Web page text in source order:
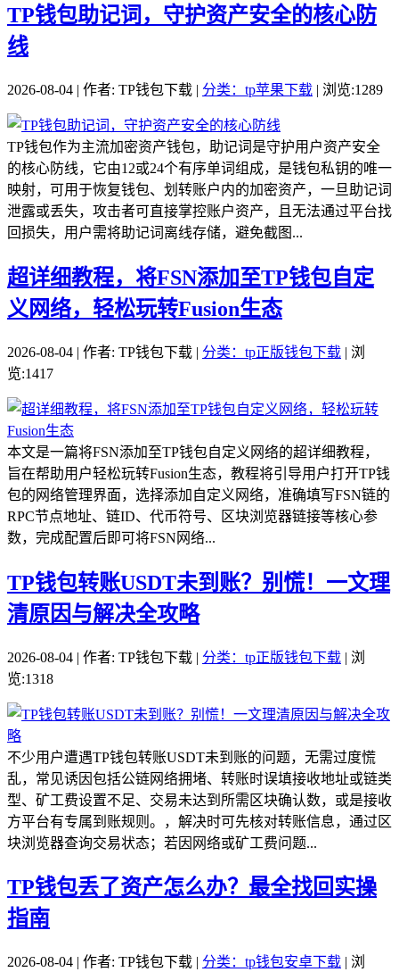
TP钱包助记词，守护资产安全的核心防
线
2026-08-04 | 作者: TP钱包下载 | 分类：tp苹果下载 | 浏览:1289
TP钱包作为主流加密资产钱包，助记词是守护用户资产安全
的核心防线，它由12或24个有序单词组成，是钱包私钥的唯一
映射，可用于恢复钱包、划转账户内的加密资产，一旦助记词
泄露或丢失，攻击者可直接掌控账户资产，且无法通过平台找
回损失，用户需将助记词离线存储，避免截图...
超详细教程，将FSN添加至TP钱包自定
义网络，轻松玩转Fusion生态
2026-08-04 | 作者: TP钱包下载 | 分类：tp正版钱包下载 | 浏
览:1417
本文是一篇将FSN添加至TP钱包自定义网络的超详细教程，
旨在帮助用户轻松玩转Fusion生态，教程将引导用户打开TP钱
包的网络管理界面，选择添加自定义网络，准确填写FSN链的
RPC节点地址、链ID、代币符号、区块浏览器链接等核心参
数，完成配置后即可将FSN网络...
TP钱包转账USDT未到账？别慌！一文理
清原因与解决全攻略
2026-08-04 | 作者: TP钱包下载 | 分类：tp正版钱包下载 | 浏
览:1318
不少用户遭遇TP钱包转账USDT未到账的问题，无需过度慌
乱，常见诱因包括公链网络拥堵、转账时误填接收地址或链类
型、矿工费设置不足、交易未达到所需区块确认数，或是接收
方平台有专属到账规则。，解决时可先核对转账信息，通过区
块浏览器查询交易状态；若因网络或矿工费问题...
TP钱包丢了资产怎么办？最全找回实操
指南
2026-08-04 | 作者: TP钱包下载 | 分类：tp钱包安卓下载 | 浏